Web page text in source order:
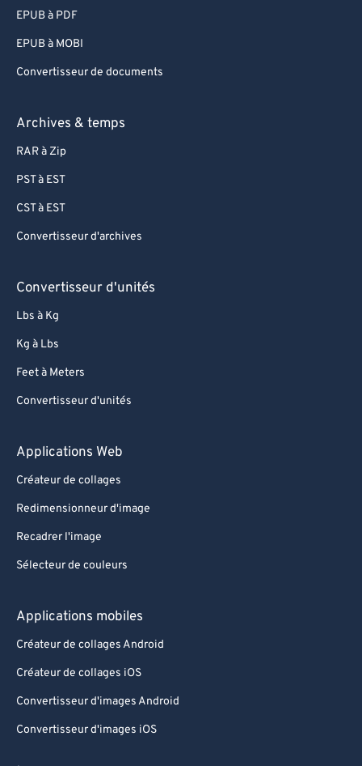
EPUB à PDF
EPUB à MOBI
Convertisseur de documents
Archives & temps
RAR à Zip
PST à EST
CST à EST
Convertisseur d'archives
Convertisseur d'unités
Lbs à Kg
Kg à Lbs
Feet à Meters
Convertisseur d'unités
Applications Web
Créateur de collages
Redimensionneur d'image
Recadrer l'image
Sélecteur de couleurs
Applications mobiles
Créateur de collages Android
Créateur de collages iOS
Convertisseur d'images Android
Convertisseur d'images iOS